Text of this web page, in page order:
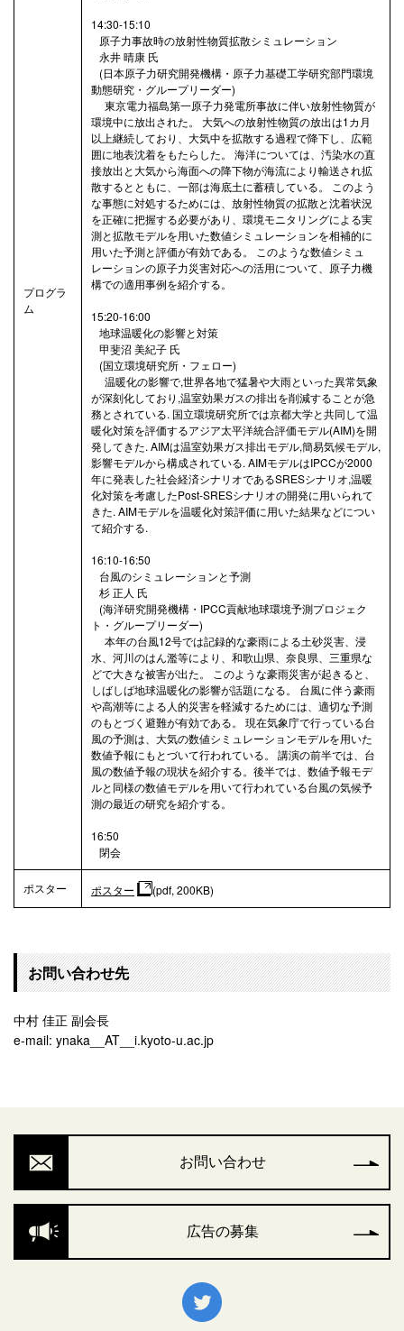
プログラ
ム
14:30-15:10
原子力事故時の放射性物質拡散シミュレーション
永井 晴康 氏
(日本原子力研究開発機構・原子力基礎工学研究部門環境
動態研究・グループリーダー)
東京電力福島第一原子力発電所事故に伴い放射性物質が
環境中に放出された。 大気への放射性物質の放出は1カ月
以上継続しており、大気中を拡散する過程で降下し、広範
囲に地表沈着をもたらした。 海洋については、汚染水の直
接放出と大気から海面への降下物が海流により輸送され拡
散するとともに、一部は海底土に蓄積している。 このよう
な事態に対処するためには、放射性物質の拡散と沈着状況
を正確に把握する必要があり、環境モニタリングによる実
測と拡散モデルを用いた数値シミュレーションを相補的に
用いた予測と評価が有効である。 このような数値シミュ
レーションの原子力災害対応への活用について、原子力機
構での適用事例を紹介する。
15:20-16:00
地球温暖化の影響と対策
甲斐沼 美紀子 氏
(国立環境研究所・フェロー)
温暖化の影響で,世界各地で猛暑や大雨といった異常気象
が深刻化しており,温室効果ガスの排出を削減することが急
務とされている. 国立環境研究所では京都大学と共同して温
暖化対策を評価するアジア太平洋統合評価モデル(AIM)を開
発してきた. AIMは温室効果ガス排出モデル,簡易気候モデル,
影響モデルから構成されている. AIMモデルはIPCCが2000
年に発表した社会経済シナリオであるSRESシナリオ,温暖
化対策を考慮したPost-SRESシナリオの開発に用いられて
きた. AIMモデルを温暖化対策評価に用いた結果などについ
て紹介する.
16:10-16:50
台風のシミュレーションと予測
杉 正人 氏
(海洋研究開発機構・IPCC貢献地球環境予測プロジェク
ト・グループリーダー)
本年の台風12号では記録的な豪雨による土砂災害、浸
水、河川のはん濫等により、和歌山県、奈良県、三重県な
どで大きな被害が出た。 このような豪雨災害が起きると、
しばしば地球温暖化の影響が話題になる。 台風に伴う豪雨
や高潮等による人的災害を軽減するためには、適切な予測
のもとづく避難が有効である。 現在気象庁で行っている台
風の予測は、大気の数値シミュレーションモデルを用いた
数値予報にもとづいて行われている。 講演の前半では、台
風の数値予報の現状を紹介する。後半では、数値予報モデ
ルと同様の数値モデルを用いて行われている台風の気候予
測の最近の研究を紹介する。
16:50
閉会
ポスター ポスター (pdf, 200KB)
お問い合わせ先
中村 佳正 副会長
e-mail: ynaka__AT__i.kyoto-u.ac.jp
お問い合わせ
広告の募集